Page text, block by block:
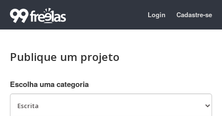
Login Cadastre-se
Publique um projeto
Escolha uma categoria